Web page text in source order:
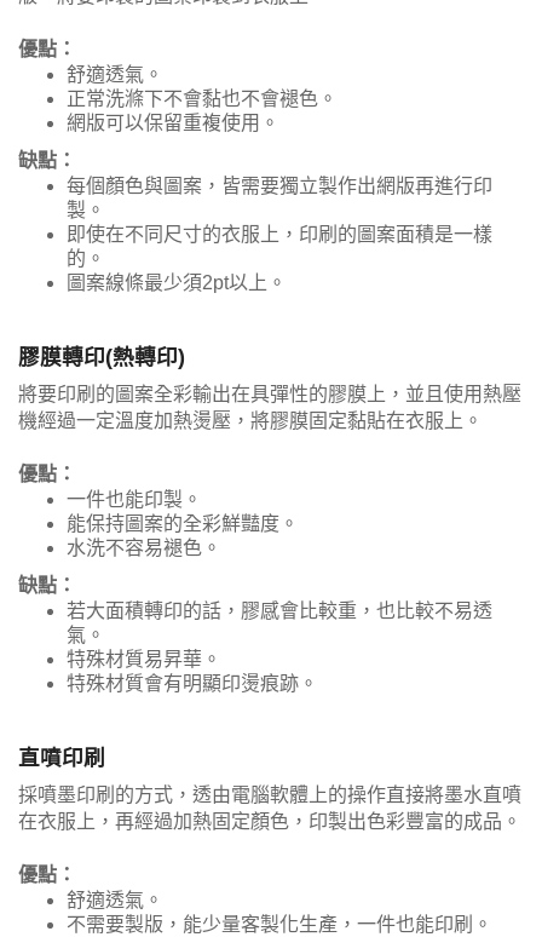
優點：
舒適透氣。
正常洗滌下不會黏也不會褪色。
網版可以保留重複使用。
缺點：
每個顏色與圖案，皆需要獨立製作出網版再進行印
製。
即使在不同尺寸的衣服上，印刷的圖案面積是一樣
的。
圖案線條最少須2pt以上。
膠膜轉印(熱轉印)
將要印刷的圖案全彩輸出在具彈性的膠膜上，並且使用熱壓
機經過一定溫度加熱燙壓，將膠膜固定黏貼在衣服上。
優點：
一件也能印製。
能保持圖案的全彩鮮豔度。
水洗不容易褪色。
缺點：
若大面積轉印的話，膠感會比較重，也比較不易透
氣。
特殊材質易昇華。
特殊材質會有明顯印燙痕跡。
直噴印刷
採噴墨印刷的方式，透由電腦軟體上的操作直接將墨水直噴
在衣服上，再經過加熱固定顏色，印製出色彩豐富的成品。
優點：
舒適透氣。
不需要製版，能少量客製化生產，一件也能印刷。